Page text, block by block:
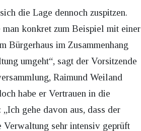
die Lage dennoch zuspitzen.
konkret zum Beispiel mit einer
Bürgerhaus im Zusammenhang
umgeht“, sagt der Vorsitzende
Raimund Weiland
habe er Vertrauen in die
gehe davon aus, dass der
Verwaltung sehr intensiv geprüft